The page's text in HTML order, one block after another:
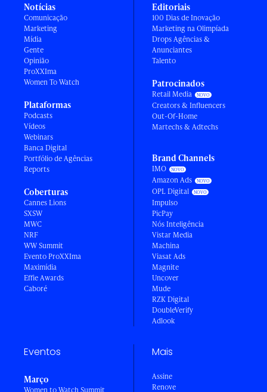
Notícias
Comunicação
Marketing
Mídia
Gente
Opinião
ProXXIma
Women To Watch
Plataformas
Podcasts
Vídeos
Webinars
Banca Digital
Portfólio de Agências
Reports
Coberturas
Cannes Lions
SXSW
MWC
NRF
WW Summit
Evento ProXXIma
Maximídia
Effie Awards
Caboré
Editoriais
100 Dias de Inovação
Marketing na Olimpíada
Drops Agências &
Anunciantes
Talento
Patrocinados
Retail Media
Creators & Influencers
Out-Of-Home
Martechs & Adtechs
Brand Channels
IMO
Amazon Ads
OPL Digital
Impulso
PicPay
Nós Inteligência
Vistar Media
Machina
Viasat Ads
Magnite
Uncover
Mude
RZK Digital
DoubleVerify
Adlook
Eventos
Março
Women to Watch Summit
Mais
Assine
Renove